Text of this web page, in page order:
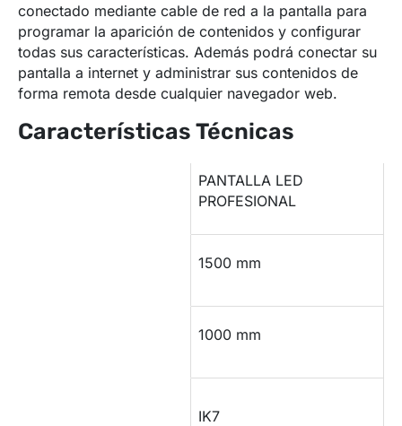
conectado mediante cable de red a la pantalla para
programar la aparición de contenidos y configurar
todas sus características. Además podrá conectar su
pantalla a internet y administrar sus contenidos de
forma remota desde cualquier navegador web.
Características Técnicas
PANTALLA LED
PROFESIONAL
1500 mm
1000 mm
IK7